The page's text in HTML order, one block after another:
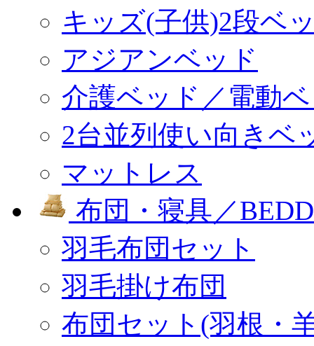
キッズ(子供)2段ベ
アジアンベッド
介護ベッド／電動
2台並列使い向きベ
マットレス
布団・寝具／
羽毛布団セット
羽毛掛け布団
布団セット(羽根・